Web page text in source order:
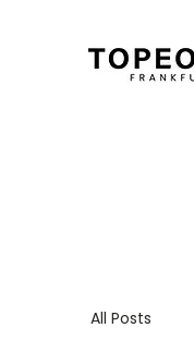
All Posts